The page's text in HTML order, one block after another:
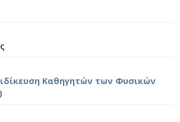
Καθηγητών των Φυσικών